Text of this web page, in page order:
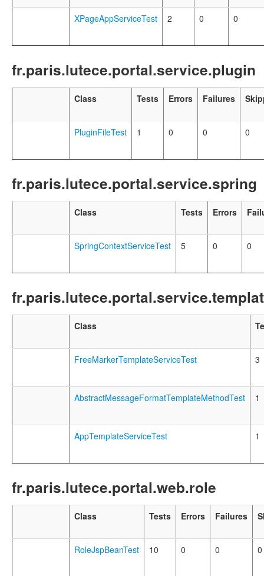
XPageAppServiceTest 2 0 0
fr.paris.lutece.portal.service.plugin
Class Tests Errors Failures
PluginFileTest 1 0 0 0
fr.paris.lutece.portal.service.spring
Class Tests Errors
SpringContextServiceTest 5 0 0
Class
FreeMarkerTemplateServiceTest 3
AbstractMessageFormatTemplateMethodTest 1
AppTemplateServiceTest 1
fr.paris.lutece.portal.web.role
Class Tests Errors Failures
RoleJspBeanTest 10 0 0 0